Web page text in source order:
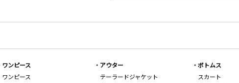
ワンピース
ワンピース
アウター
テーラードジャケット
ボトムス
スカート